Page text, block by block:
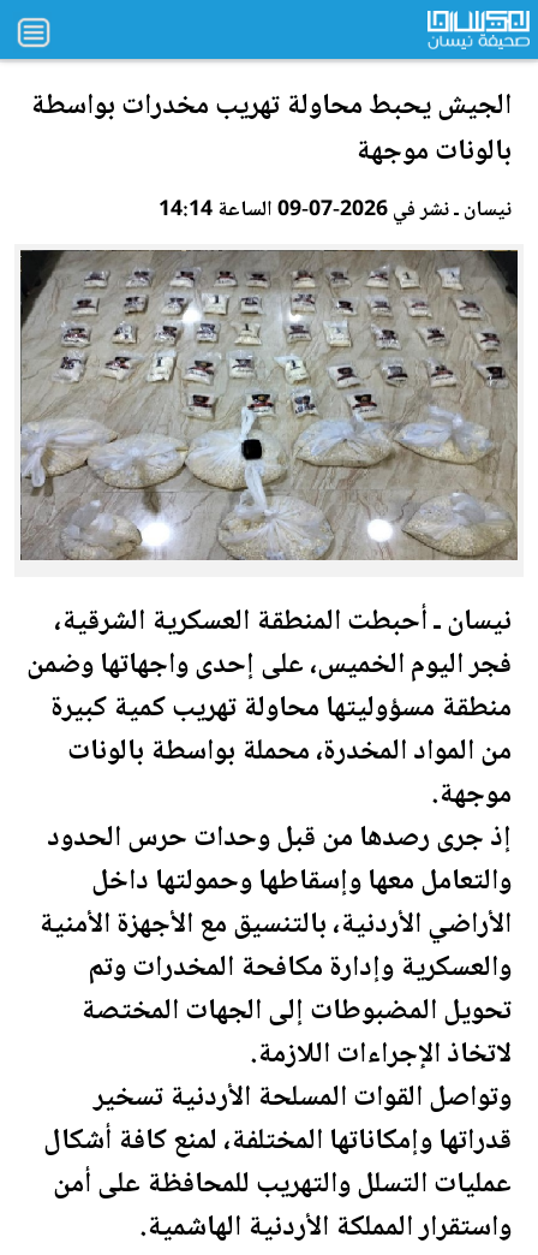
الجيش يحبط محاولة تهريب مخدرات بواسطة
بالونات موجهة
نيسان ـ نشر في 2026-07-09 الساعة 14:14
نيسان ـ أحبطت المنطقة العسكرية الشرقية،
فجر اليوم الخميس، على إحدى واجهاتها وضمن
منطقة مسؤوليتها محاولة تهريب كمية كبيرة
من المواد المخدرة، محملة بواسطة بالونات
موجهة.
إذ جرى رصدها من قبل وحدات حرس الحدود
والتعامل معها وإسقاطها وحمولتها داخل
الأراضيالأردنية، بالتنسيق مع الأجهزة الأمنية
والعسكرية وإدارة مكافحة المخدرات وتم
تحويل المضبوطات إلى الجهات المختصة
لاتخاذ الإجراءات اللازمة.
وتواصل القوات المسلحةالأردنية تسخير
قدراتها وإمكاناتها المختلفة، لمنع كافة أشكال
عمليات التسلل والتهريب للمحافظة على أمن
واستقرار المملكةالأردنيةالهاشمية.